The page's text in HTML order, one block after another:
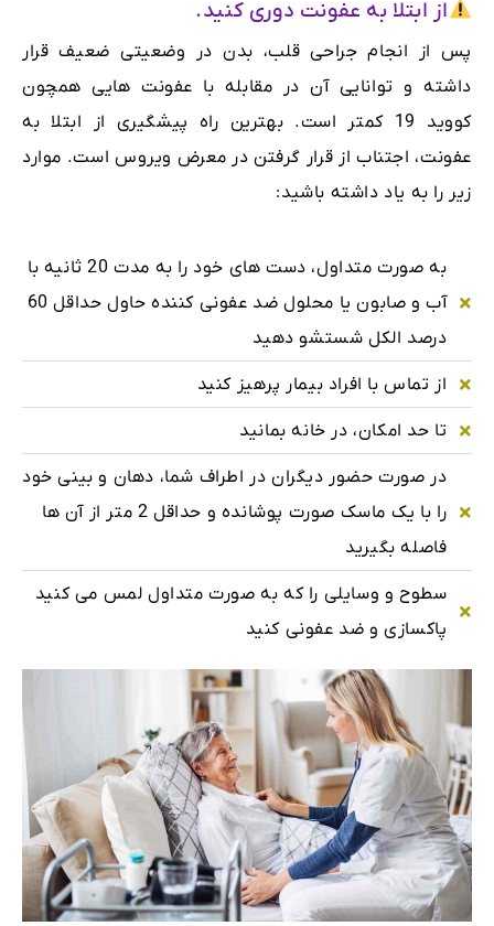
از ابتلا به عفونت دوری کنید.
پس از انجام جراحی قلب، بدن در وضعیتی ضعیف قرار
داشته و توانایی آن در مقابله با عفونت هایی همچون
کووید 19 کمتر است. بهترین راه پیشگیری از ابتلا به
عفونت، اجتناب از قرار گرفتن در معرض ویروس است. موارد
زیر را به یاد داشته باشید:
به صورت متداول، دست های خود را به مدت 20 ثانیه با
آب و صابون یا محلول ضد عفونی کننده حاول حداقل 60
درصد الکل شستشو دهید
از تماس با افراد بیمار پرهیز کنید
تا حد امکان، در خانه بمانید
در صورت حضور دیگران در اطراف شما، دهان و بینی خود
را با یک ماسک صورت پوشانده و حداقل 2 متر از آن ها
فاصله بگیرید
سطوح و وسایلی را که به صورت متداول لمس می کنید
پاکسازی و ضد عفونی کنید